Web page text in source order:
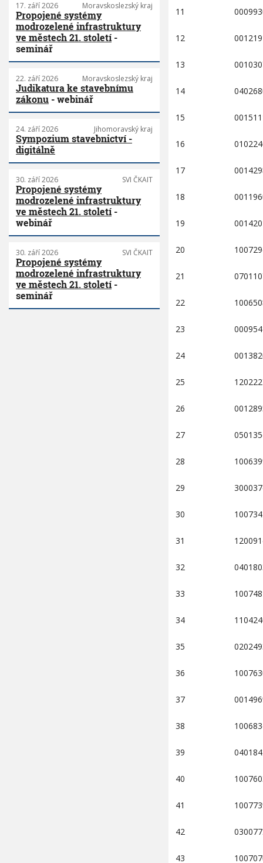
11
12
13
14
15
16
17
18
19
20
21
22
23
24
25
26
27
28
29
30
31
32
33
34
35
36
37
38
39
40
41
42
43
17. září 2026 Moravskoslezský kraj
Propojené systémy
modrozelené infrastruktury
ve městech 21. století-
seminář
22. září 2026 Moravskoslezský kraj
Judikatura ke stavebnímu
zákonu - webinář
24. září 2026 Jihomoravský kraj
Sympozium stavebnictví -
digitálně
30. září 2026 SVI ČKAIT
Propojené systémy
modrozelené infrastruktury
ve městech 21. století-
webinář
30. září 2026 SVI ČKAIT
Propojené systémy
modrozelené infrastruktury
ve městech 21. století-
seminář